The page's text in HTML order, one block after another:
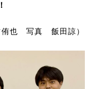
侑也 写真 飯田諒）